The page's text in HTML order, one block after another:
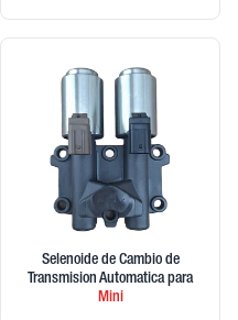
Selenoide de Cambio de
Transmision Automatica para
Mini